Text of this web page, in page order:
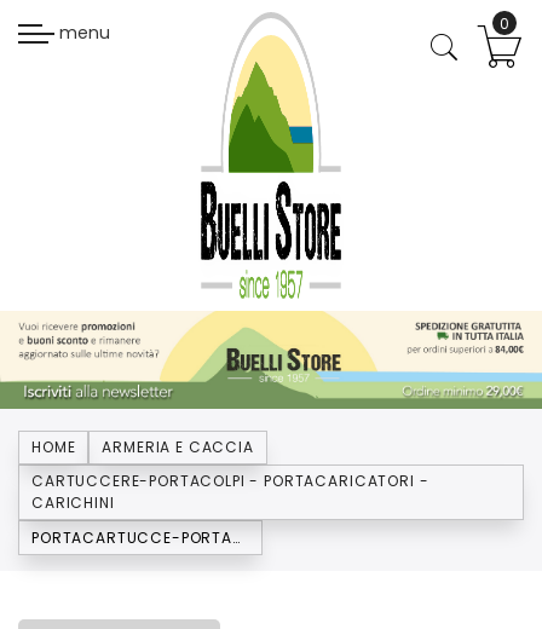
menu
HOME
ARMERIA E CACCIA
CARTUCCERE-PORTACOLPI - PORTACARICATORI -
CARICHINI
PORTACARTUCCE-PORTACOLPI PER CALCIO FUCILE